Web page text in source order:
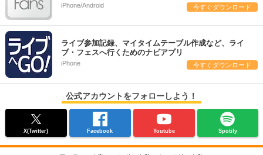
iPhone/Android 今すぐダウンロード
ライブ参加記録、マイタイムテーブル作成など、ライ
ブ・フェスへ行くためのナビアプリ
iPhone 今すぐダウンロード
公式アカウントをフォローしよう！
X(Twitter) Facebook Youtube Spotify